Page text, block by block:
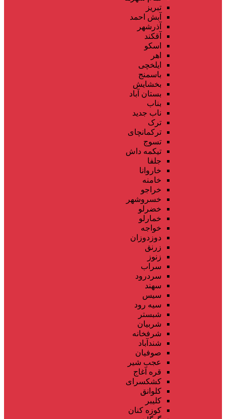
تبریز
آبش احمد
آذرشهر
آقکند
اسکو
اهر
ایلخچی
باسمنج
بخشایش
بستان آباد
بناب
ناب جدید
ترک
ترکمانچای
تسوج
تیکمه داش
جلفا
خاروانا
خامنه
خراجو
خسروشهر
خضرلو
خمارلو
خواجه
دوزدوزان
زرنق
زنوز
سراب
سردرود
سهند
سیس
سیه رود
شبستر
شربیان
شرفخانه
شندآباد
صوفیان
عجب شیر
قره آغاج
کشکسرای
کلوانق
کلیبر
کوزه کنان